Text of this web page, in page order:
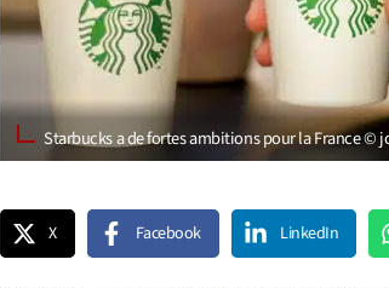
Starbucks a de fortes ambitions pour la France ©
X Facebook LinkedIn